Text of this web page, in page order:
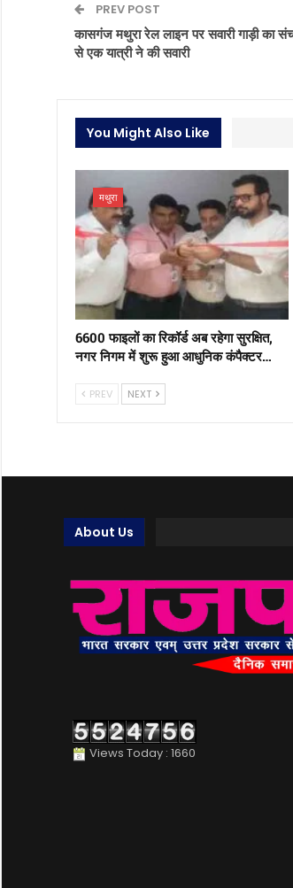
PREV POST
कासगंज मथुरा रेल लाइन पर सवारी गाड़ी का
से एक यात्री ने की सवारी
You Might Also Like
मथुरा
6600 फाइलों का रिकॉर्ड अब रहेगा सुरक्षित,
नगर निगम में शुरू हुआ आधुनिक कंपैक्टर…
PREV NEXT
About Us
Views Today : 1660